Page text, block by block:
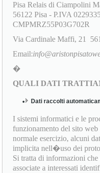
Pisa Relais di Ciampolini
56122 Pisa - P.IVA
CMPMRZ55P03G702R
Via Cardinale Maffi, 21
Email:
�
QUALI DATI
Dati raccolti
I sistemi informatici e le
funzionamento del sito
normale esercizio, alcuni
implicita nell�uso dei
Si tratta di informazioni che
associate a interessati